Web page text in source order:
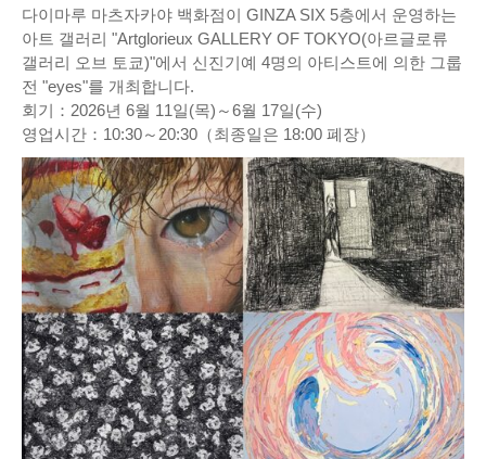
다이마루 마츠자카야 백화점이 GINZA SIX 5층에서 운영하는
아트 갤러리 "Artglorieux GALLERY OF TOKYO(아르글로류
갤러리 오브 토쿄)"에서 신진기예 4명의 아티스트에 의한 그룹
전 "eyes"를 개최합니다.
회기：2026년 6월 11일(목)～6월 17일(수)
영업시간：10:30～20:30（최종일은 18:00 폐장）